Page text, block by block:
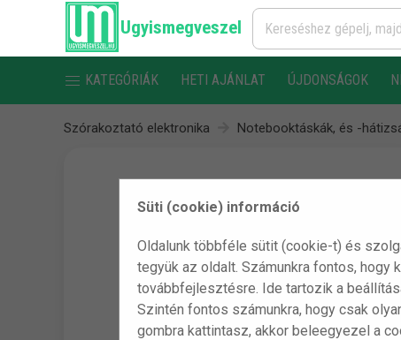
Süti (cookie) információ
Oldalunk többféle sütit (cookie-t) és
tegyük az oldalt. Számunkra fontos, hogy
továbbfejlesztésre. Ide tartozik a
Szintén fontos számunkra, hogy csak
gombra kattintasz, akkor beleegyezel a
Ugyismegveszel
KATEGÓRIÁK HETI AJÁNLAT ÚJDONSÁGOK
Szórakoztató elektronika Notebooktáskák, és -